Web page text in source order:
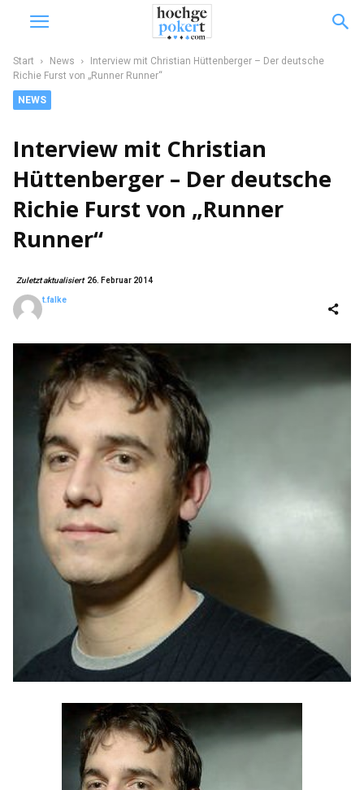
Start News
Interview mit Christian Hüttenberger – Der deutsche
Richie Furst von „Runner Runner“
NEWS
Interview mit Christian
Hüttenberger – Der deutsche
Richie Furst von „Runner
Runner“
Zuletzt aktualisiert 26. Februar 2014
t.falke